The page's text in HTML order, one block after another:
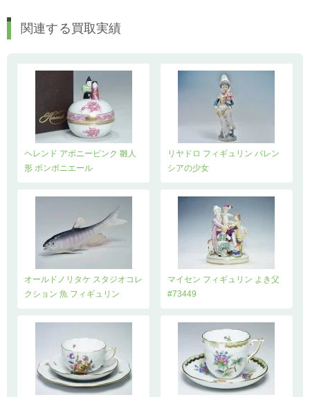
関連する買取実績
ヘレンド アポニーピンク 雛人
形 ボンボニエール
リヤドロ フィギュリン バレン
シアの少女
オールドノリタケ スタジオコレ
クション 魚 フィギュリン
マイセン フィギュリン よき父
#73449